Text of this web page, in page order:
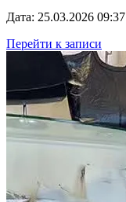
Дата: 25.03.2026 09:37
Перейти к записи